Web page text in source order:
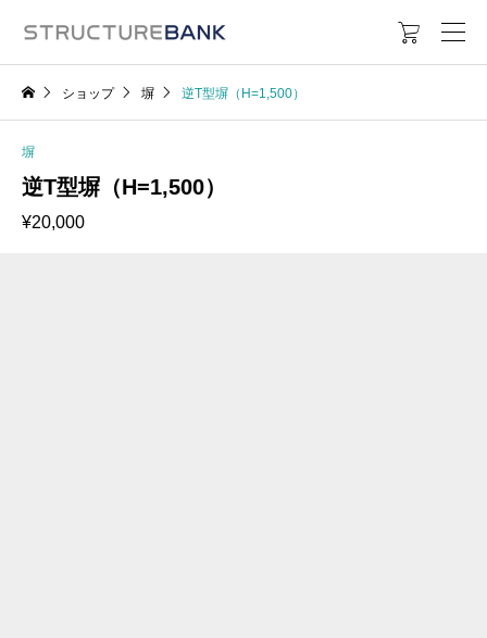

ショップ 塀 逆T型塀（H=1,500）
塀
逆T型塀（H=1,500）
¥20,000